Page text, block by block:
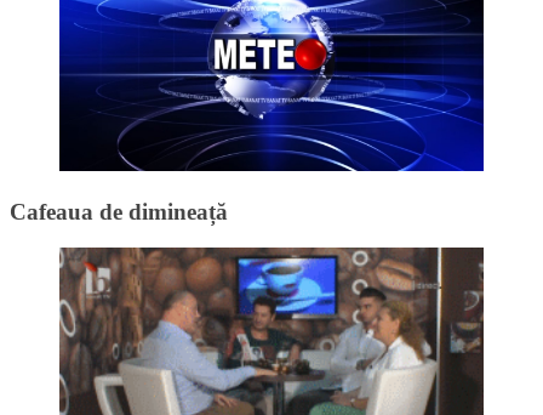
Cafeaua de dimineață